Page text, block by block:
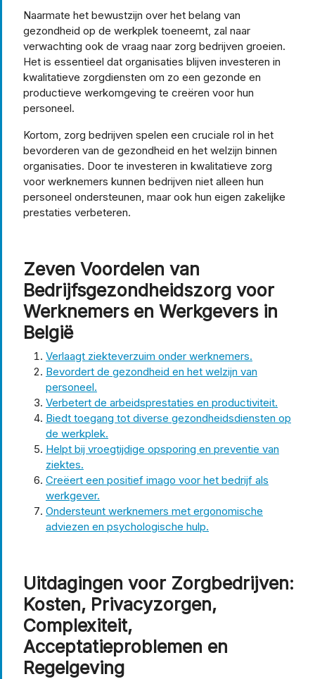
Naarmate het bewustzijn over het belang van
gezondheid op de werkplek toeneemt, zal naar
verwachting ook de vraag naar zorg bedrijven groeien.
Het is essentieel dat organisaties blijven investeren in
kwalitatieve zorgdiensten om zo een gezonde en
productieve werkomgeving te creëren voor hun
personeel.
Kortom, zorg bedrijven spelen een cruciale rol in het
bevorderen van de gezondheid en het welzijn binnen
organisaties. Door te investeren in kwalitatieve zorg
voor werknemers kunnen bedrijven niet alleen hun
personeel ondersteunen, maar ook hun eigen zakelijke
prestaties verbeteren.
Zeven Voordelen van
Bedrijfsgezondheidszorg voor
Werknemers en Werkgevers in
België
Verlaagt ziekteverzuim onder werknemers.
Bevordert de gezondheid en het welzijn van
personeel.
Verbetert de arbeidsprestaties en productiviteit.
Biedt toegang tot diverse gezondheidsdiensten op
de werkplek.
Helpt bij vroegtijdige opsporing en preventie van
ziektes.
Creëert een positief imago voor het bedrijf als
werkgever.
Ondersteunt werknemers met ergonomische
adviezen en psychologische hulp.
Uitdagingen voor Zorgbedrijven:
Kosten, Privacyzorgen,
Complexiteit,
Acceptatieproblemen en
Regelgeving